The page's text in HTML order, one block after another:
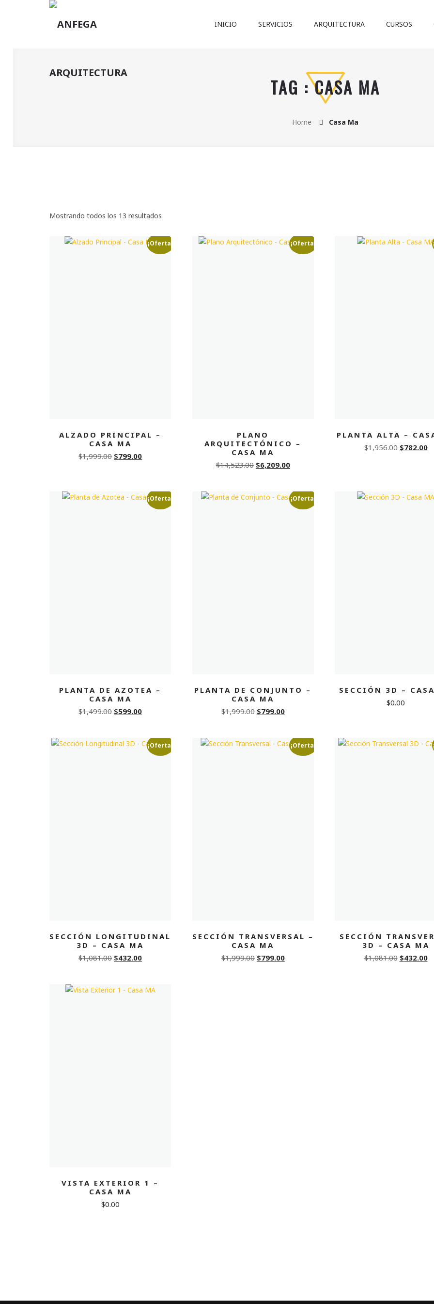
INICIO SERVICIOS ARQUITECTURA CURSOS
TAG : CASA MA
Home Casa Ma
Mostrando todos los 13 resultados
¡Oferta!
ALZADO PRINCIPAL –
CASA MA
$1,999.00 Original
$1,999.00.
$799.00Current
$799.00.
¡Oferta!
PLANO
ARQUITECTÓNICO –
CASA MA
$14,523.00 Original
$14,523.00.
$6,209.00Current
$6,209.00.
PLANTA ALTA –
$1,956.00 Original
$782.00
¡Oferta!
PLANTA DE AZOTEA –
CASA MA
$1,499.00 Original
$1,499.00.
$599.00Current
$599.00.
¡Oferta!
PLANTA DE CONJUNTO –
CASA MA
$1,999.00 Original
$1,999.00.
$799.00Current
$799.00.
SECCIÓN 3D –
$0.00
¡Oferta!
SECCIÓN LONGITUDINAL
3D – CASA MA
$1,081.00 Original
$1,081.00.
$432.00Current
$432.00.
¡Oferta!
SECCIÓN TRANSVERSAL –
CASA MA
$1,999.00 Original
$799.00Current
SECCIÓN
3D – CASA MA
$1,081.00 Original
$432.00
VISTA EXTERIOR 1 –
CASA MA
$0.00